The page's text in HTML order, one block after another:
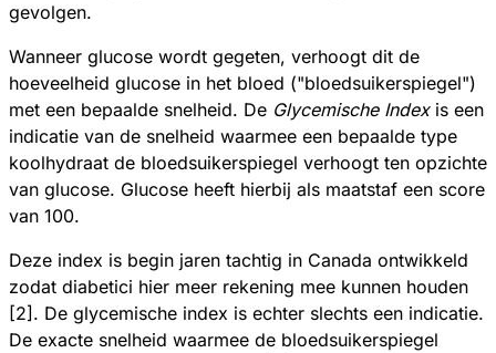
gevolgen.
Wanneer glucose wordt gegeten, verhoogt dit de
hoeveelheid glucose in het bloed ("bloedsuikerspiegel")
met een bepaalde snelheid. De Glycemische Indexis een
indicatie van de snelheid waarmee een bepaalde type
koolhydraat de bloedsuikerspiegel verhoogt ten opzichte
van glucose. Glucose heeft hierbij als maatstaf een score
van 100.
Deze index is begin jaren tachtig in Canada ontwikkeld
zodat diabetici hier meer rekening mee kunnen houden
[2]. De glycemische index is echter slechts een indicatie.
De exacte snelheid waarmee de bloedsuikerspiegel